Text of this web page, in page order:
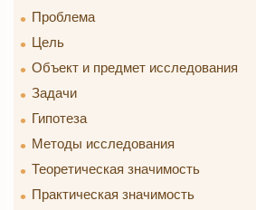
Проблема
Цель
Объект и предмет исследования
Задачи
Гипотеза
Методы исследования
Теоретическая значимость
Практическая значимость